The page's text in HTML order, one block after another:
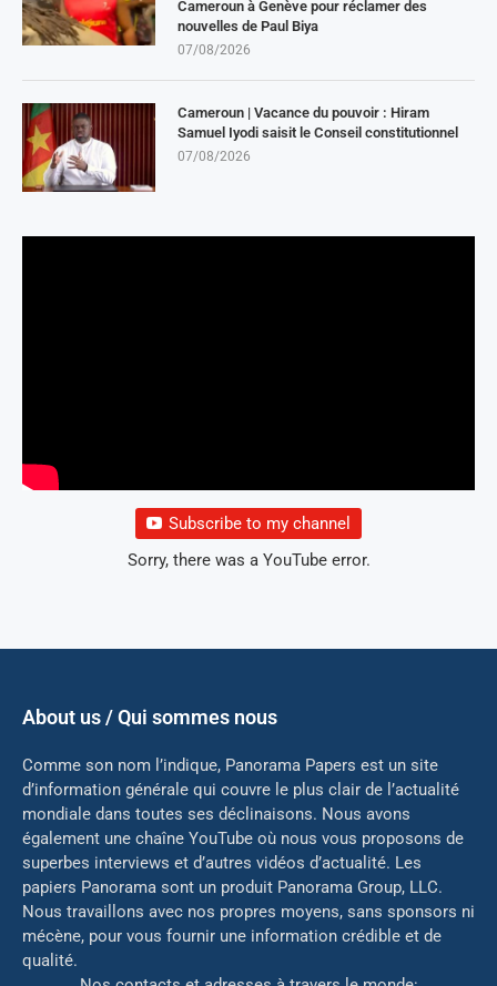
Cameroun à Genève pour réclamer des
nouvelles de Paul Biya
07/08/2026
Cameroun | Vacance du pouvoir : Hiram
Samuel Iyodi saisit le Conseil constitutionnel
07/08/2026
Subscribe to my channel
Sorry, there was a YouTube error.
About us / Qui sommes nous
Comme son nom l’indique, Panorama Papers est un site
d’information générale qui couvre le plus clair de l’actualité
mondiale dans toutes ses déclinaisons. Nous avons
également une chaîne YouTube où nous vous proposons de
superbes interviews et d’autres vidéos d’actualité. Les
papiers Panorama sont un produit Panorama Group, LLC.
Nous travaillons avec nos propres moyens, sans sponsors ni
mécène, pour vous fournir une information crédible et de
qualité.